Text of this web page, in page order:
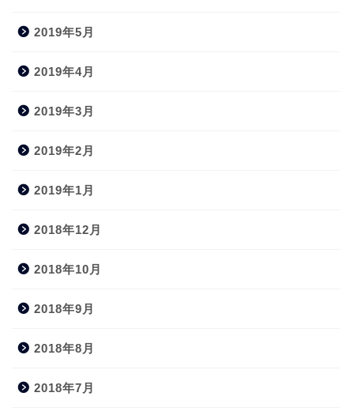
2019年5月
2019年4月
2019年3月
2019年2月
2019年1月
2018年12月
2018年10月
2018年9月
2018年8月
2018年7月